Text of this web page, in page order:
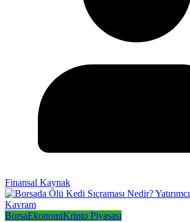
Finansal Kaynak
BorsaEkonomiKripto Piyasası